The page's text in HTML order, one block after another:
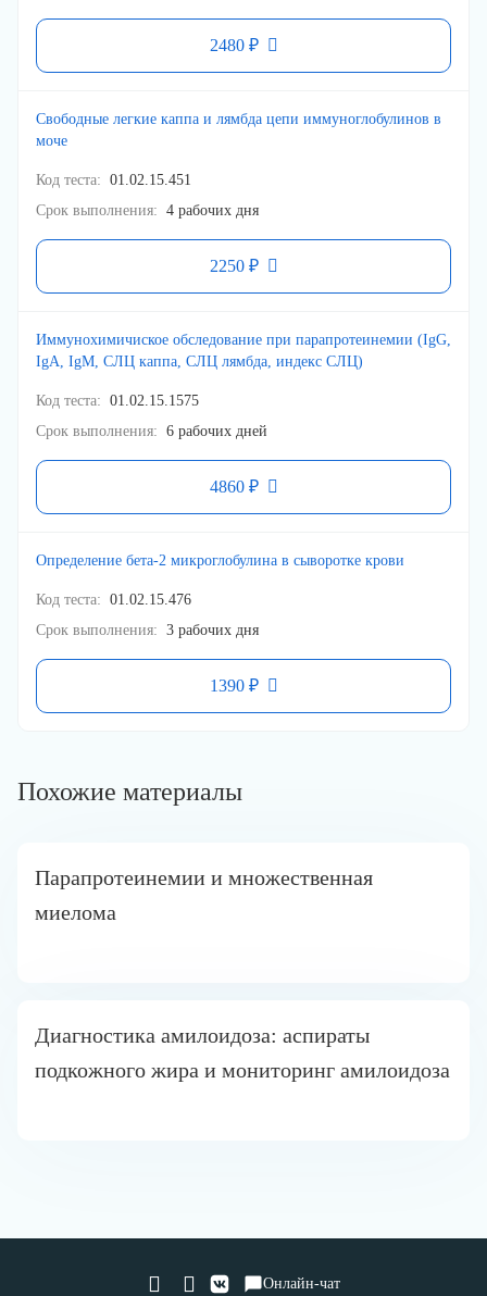
2480 ₽
Свободные легкие каппа и лямбда цепи иммуноглобулинов в
моче
Код теста 01.02.15.451
2250 ₽
Срок выполнения 4 рабочих дня
Иммунохимичиское обследование при парапротеинемии (IgG,
IgA, IgM, СЛЦ каппа, СЛЦ лямбда, индекс СЛЦ)
Код теста 01.02.15.1575
4860 ₽
Срок выполнения 6 рабочих дней
Определение бета-2 микроглобулина в сыворотке крови
Код теста 01.02.15.476
1390 ₽
Срок выполнения 3 рабочих дня
Похожие материалы
Парапротеинемии и множественная
миелома
Диагностика амилоидоза: аспираты
подкожного жира и мониторинг амилоидоза
Онлайн-чат